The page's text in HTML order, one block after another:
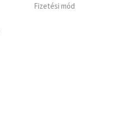
Fizetési mód